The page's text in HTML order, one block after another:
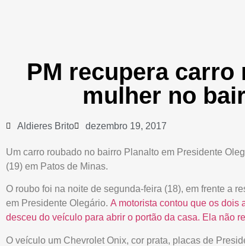
PM recupera carro
mulher no
Aldieres Brito dezembro 19, 2017
Um carro roubado no bairro Planalto em Presidente
(19) em Patos de Minas.
O roubo foi na noite de segunda-feira (18), em frente a
em Presidente Olegário. A motorista contou que os dois
desceu do veículo para abrir o portão da casa. Ela não
O veículo um Chevrolet Onix, cor prata, placas de